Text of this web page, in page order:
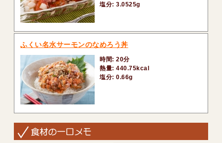
塩分: 3.0525g
ふくい名水サーモンのなめろう丼
時間: 20分
熱量: 440.75kcal
塩分: 0.66g